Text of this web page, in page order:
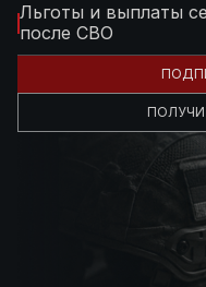
Льготы и выплаты
после СВО